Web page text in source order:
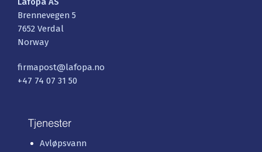
Brennevegen 5
7652 Verdal
Norway
firmapost@lafopa.no
+47 74 07 31 50
Tjenester
Avløpsvann